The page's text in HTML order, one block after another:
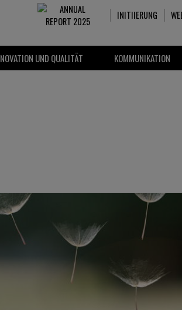
UND QUALITÄT KOMMUNIKATION
INITIIERUNG